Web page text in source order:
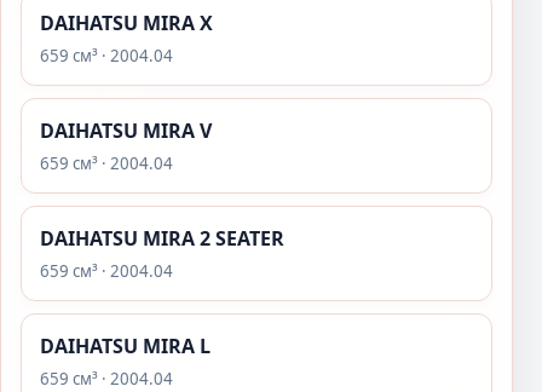
DAIHATSU MIRA X
659 см³ · 2004.04
DAIHATSU MIRA V
659 см³ · 2004.04
DAIHATSU MIRA 2 SEATER
659 см³ · 2004.04
DAIHATSU MIRA L
659 см³ · 2004.04